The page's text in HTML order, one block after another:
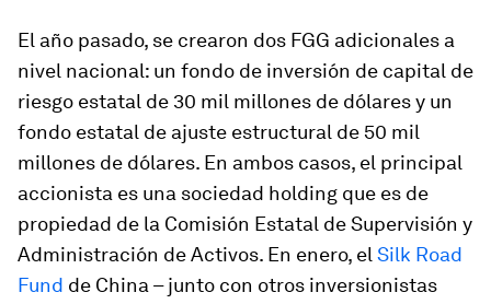
El año pasado, se crearon dos FGG adicionales a
nivel nacional: un fondo de inversión de capital de
riesgo estatal de 30 mil millones de dólares y un
fondo estatal de ajuste estructural de 50 mil
millones de dólares. En ambos casos, el principal
accionista es una sociedad holding que es de
propiedad de la Comisión Estatal de Supervisión y
Administración de Activos. En enero, el Silk Road
Fund de China – junto con otros inversionistas